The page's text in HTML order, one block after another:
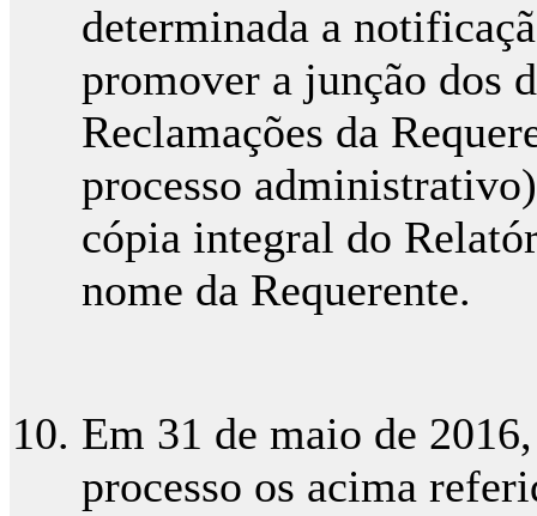
determinada a
promover a junção dos
Reclamações da
processo
cópia integral do
nome da Requerente.
Em 31 de maio de
processo os acima